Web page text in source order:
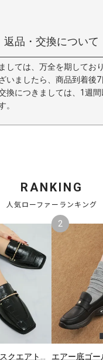
返品・交換について
しては、万全を期してお
いましたら、商品到着後
換につきましては、1週
。
RANKING
人気ローファーランキング